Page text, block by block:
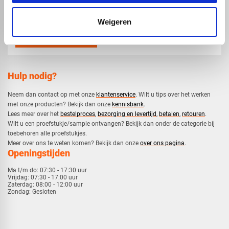
Weigeren
Hulp nodig?
Neem dan contact op met onze klantenservice. Wilt u tips over het werken
met onze producten? Bekijk dan onze kennisbank.
​Lees meer over het bestelproces, bezorging en levertijd, betalen, retouren.​
​Wilt u een proefstukje/sample ontvangen? Bekijk dan onder de categorie bij
toebehoren alle proefstukjes.
​​Meer over ons te weten komen? Bekijk dan onze over ons pagina.
Openingstijden
Ma t/m do: 07:30 - 17:30 uur
Vrijdag: 07:30 - 17:00 uur
Zaterdag: 08:00 - 12:00 uur
Zondag: Gesloten
mail info@voskunststoffen.nl